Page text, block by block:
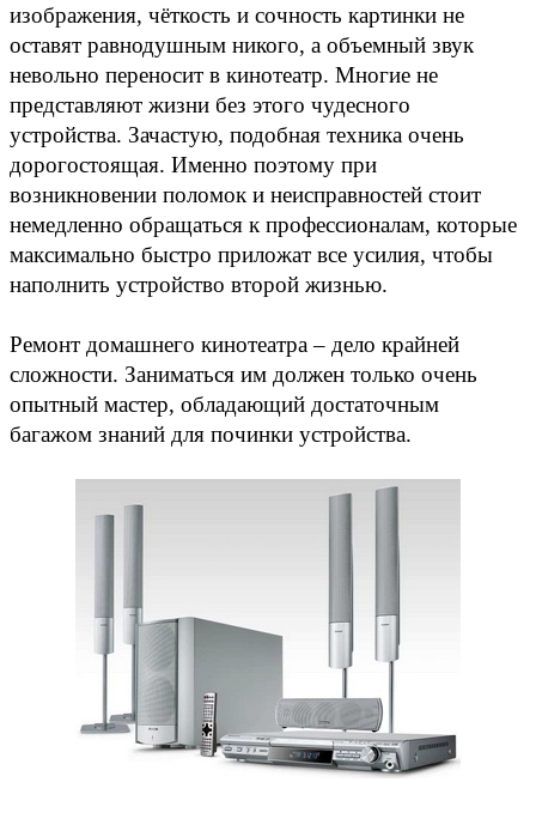
изображения, чёткость и сочность картинки не
оставят равнодушным никого, а объемный звук
невольно переносит в кинотеатр. Многие не
представляют жизни без этого чудесного
устройства. Зачастую, подобная техника очень
дорогостоящая. Именно поэтому при
возникновении поломок и неисправностей стоит
немедленно обращаться к профессионалам, которые
максимально быстро приложат все усилия, чтобы
наполнить устройство второй жизнью.
Ремонт домашнего кинотеатра – дело крайней
сложности. Заниматься им должен только очень
опытный мастер, обладающий достаточным
багажом знаний для починки устройства.